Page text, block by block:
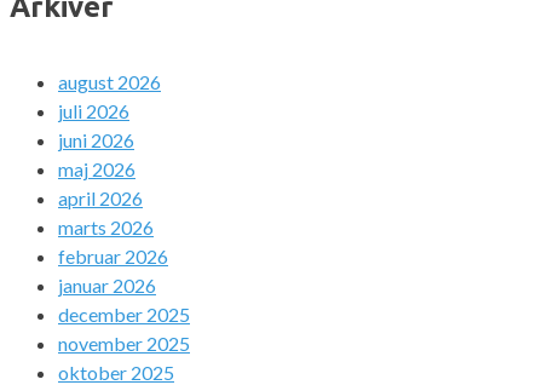
Arkiver
august 2026
juli 2026
juni 2026
maj 2026
april 2026
marts 2026
februar 2026
januar 2026
december 2025
november 2025
oktober 2025